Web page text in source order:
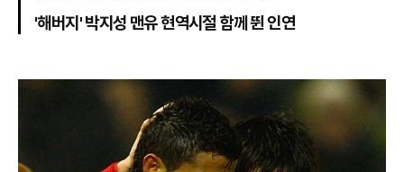
'해버지' 박지성 맨유 현역시절 함께 뛴 인연